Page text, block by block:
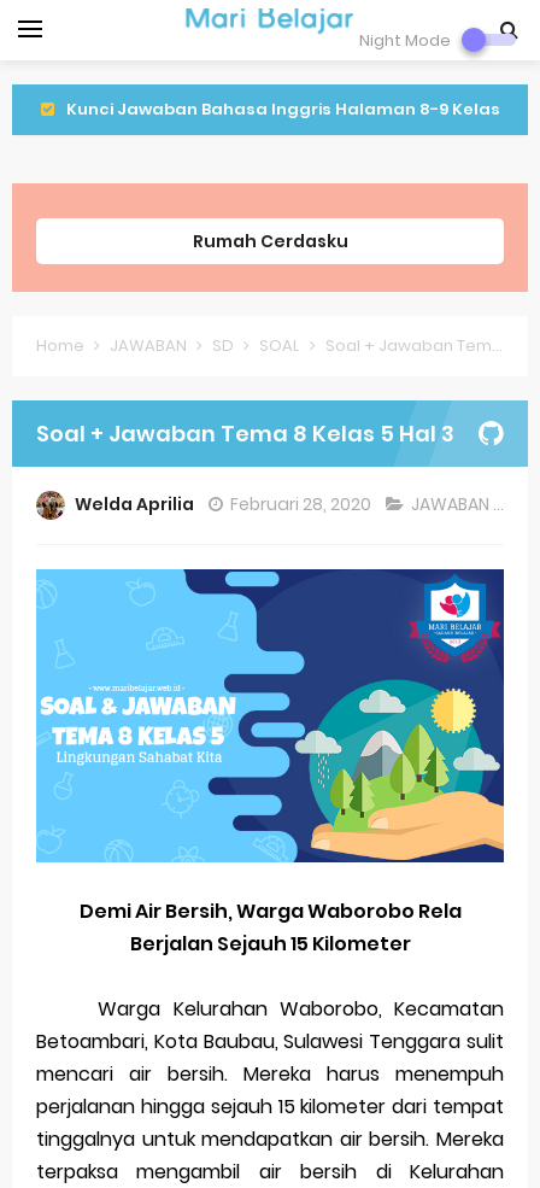
Kunci Jawaban Bahasa Inggris Halaman 8-9 Kelas
Kunci Jawaban IPA Halaman 8 Kelas 9 Semester 1
Soal Latihan Matematika Kelas 9
Soal Latihan Bahasa Inggris Kelas 8 Semester 2
(Genap)
Jawaban Bahasa Indonesia Kelas VIII (8) Kurikulum
Merdeka Halaman 18
Jawaban Bahasa Indonesia Kelas VIII (8) Kurikulum
Merdeka Halaman 15
Jawaban Bahasa Indonesia Kelas VIII (8) Kurikulum
Merdeka Halaman 7
Jawaban Bahasa Indonesia Kelas VIII (8) Kurikulum
Organ Peredaran Darah pada Manusia dan
Fungsinya (BUPENA Halaman 3-5)
Latihan Tema 1 Subtema 1 Kelas 5
Soal dan Kunci Jawaban PAT PJOK Kelas 1
Rumah Cerdasku
Home JAWABAN SD SOAL Soal + Jawaban Tema 8 Kelas 5 Hal 3
Soal + Jawaban Tema 8 Kelas 5 Hal 3
Welda Aprilia Februari 28, 2020 JAWABAN ,SD
Demi Air Bersih, Warga Waborobo Rela
Berjalan Sejauh 15 Kilometer
Warga Kelurahan Waborobo, Kecamatan
Betoambari, Kota Baubau, Sulawesi Tenggara sulit
mencari air bersih. Mereka harus menempuh
perjalanan hingga sejauh 15 kilometer dari tempat
tinggalnya untuk mendapatkan air bersih. Mereka
terpaksa mengambil air bersih di Kelurahan
Night Mode